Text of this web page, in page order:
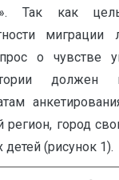
Так как
о чувстве
должен
регион, город
(рисунок 1).